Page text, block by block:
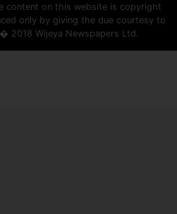
content on this website is copyright
only by giving the due courtesy to
2018 Wijeya Newspapers Ltd.